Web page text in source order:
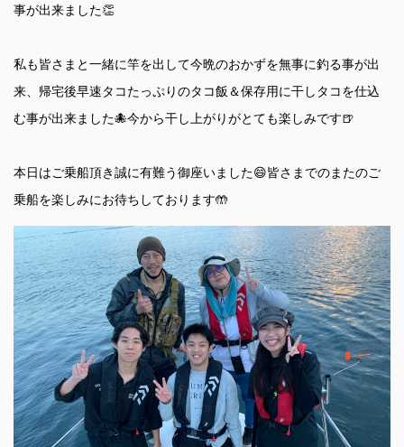
事が出来ました👏
私も皆さまと一緒に竿を出して今晩のおかずを無事に釣る事が出
来、帰宅後早速タコたっぷりのタコ飯＆保存用に干しタコを仕込
む事が出来ました🐙今から干し上がりがとても楽しみです🍺
本日はご乗船頂き誠に有難う御座いました😄皆さまでのまたのご
乗船を楽しみにお待ちしております🤲